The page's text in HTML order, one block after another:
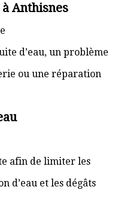
Anthisnes
d’eau, un problème
ou une réparation
afin de limiter les
d’eau et les dégâts